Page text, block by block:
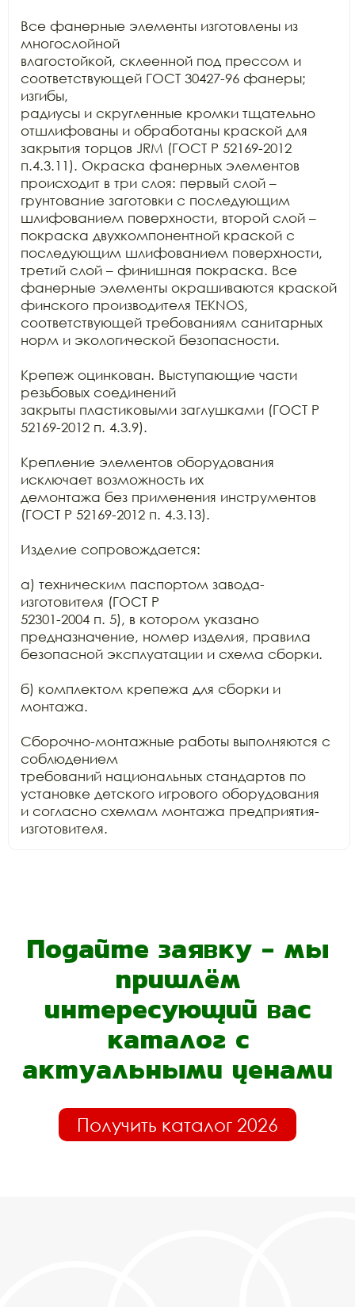
Все фанерные элементы изготовлены из
многослойной
влагостойкой, склеенной под прессом и
соответствующей ГОСТ 30427-96 фанеры;
изгибы,
радиусы и скругленные кромки тщательно
отшлифованы и обработаны краской для
закрытия торцов JRM (ГОСТ Р 52169-2012
п.4.3.11). Окраска фанерных элементов
происходит в три слоя: первый слой –
грунтование заготовки с последующим
шлифованием поверхности, второй слой –
покраска двухкомпонентной краской с
последующим шлифованием поверхности,
третий слой – финишная покраска. Все
фанерные элементы окрашиваются краской
финского производителя TEKNOS,
соответствующей требованиям санитарных
норм и экологической безопасности.
Крепеж оцинкован. Выступающие части
резьбовых соединений
закрыты пластиковыми заглушками (ГОСТ Р
52169-2012 п. 4.3.9).
Крепление элементов оборудования
исключает возможность их
демонтажа без применения инструментов
(ГОСТ Р 52169-2012 п. 4.3.13).
Изделие сопровождается:
а) техническим паспортом завода-
изготовителя (ГОСТ Р
52301-2004 п. 5), в котором указано
предназначение, номер изделия, правила
безопасной эксплуатации и схема сборки.
б) комплектом крепежа для сборки и
монтажа.
Сборочно-монтажные работы выполняются с
соблюдением
требований национальных стандартов по
установке детского игрового оборудования
и согласно схемам монтажа предприятия-
изготовителя.
Подайте заявку - мы
пришлём
интересующий вас
каталог с
актуальными ценами
Получить каталог 2026